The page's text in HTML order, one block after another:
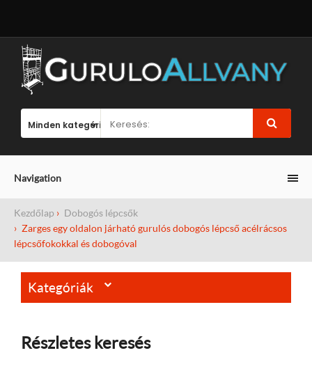
Navigation
Kezdőlap
Dobogós lépcsők
Zarges egy oldalon járható gurulós dobogós lépcső acélrácsos
lépcsőfokokkal és dobogóval
Kategóriák
Részletes keresés